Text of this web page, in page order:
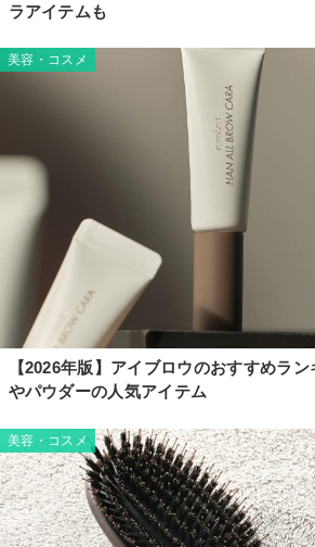
ラアイテムも
美容・コスメ
【2026年版】アイブロウのおすすめラ
やパウダーの人気アイテム
美容・コスメ